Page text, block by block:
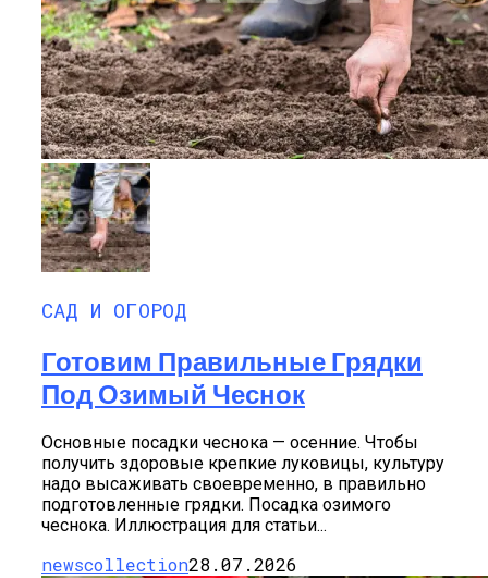
САД И ОГОРОД
Готовим Правильные Грядки
Под Озимый Чеснок
Основные посадки чеснока — осенние. Чтобы
получить здоровые крепкие луковицы, культуру
надо высаживать своевременно, в правильно
подготовленные грядки. Посадка озимого
чеснока. Иллюстрация для статьи...
newscollection28.07.2026